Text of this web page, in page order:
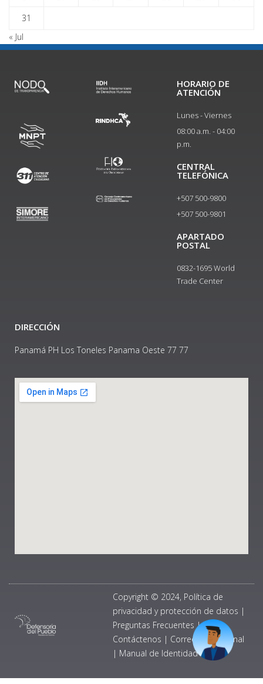
31
« Jul
HORARIO DE
ATENCIÓN
Lunes - Viernes
08:00 a.m. - 04:00
p.m.
CENTRAL
TELEFÓNICA
+507 500-9800
+507 500-9801​
APARTADO
POSTAL
0832-1695 World
Trade Center
DIRECCIÓN
Panamá PH Los Toneles Panama Oeste 77 77
Copyright © 2024, Política de
privacidad y protección de datos |
Preguntas Frecuentes |
Contáctenos | Correo Institucional
| Manual de Identidad Visual